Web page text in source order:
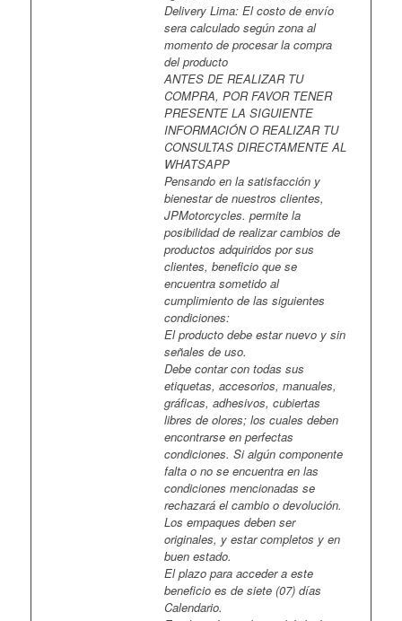
Delivery Lima: El costo de envío
sera calculado según zona al
momento de procesar la compra
del producto
ANTES DE REALIZAR TU
COMPRA, POR FAVOR TENER
PRESENTE LA SIGUIENTE
INFORMACIÓN O REALIZAR TU
CONSULTAS DIRECTAMENTE AL
WHATSAPP
Pensando en la satisfacción y
bienestar de nuestros clientes,
JPMotorcycles. permite la
posibilidad de realizar cambios de
productos adquiridos por sus
clientes, beneficio que se
encuentra sometido al
cumplimiento de las siguientes
condiciones:
El producto debe estar nuevo y sin
señales de uso.
Debe contar con todas sus
etiquetas, accesorios, manuales,
gráficas, adhesivos, cubiertas
libres de olores; los cuales deben
encontrarse en perfectas
condiciones. Si algún componente
falta o no se encuentra en las
condiciones mencionadas se
rechazará el cambio o devolución.
Los empaques deben ser
originales, y estar completos y en
buen estado.
El plazo para acceder a este
beneficio es de siete (07) días
Calendario.